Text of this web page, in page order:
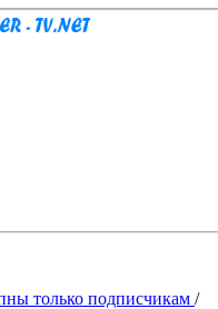
только подписчикам /